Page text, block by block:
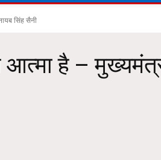
सिंह सैनी
आत्मा है –